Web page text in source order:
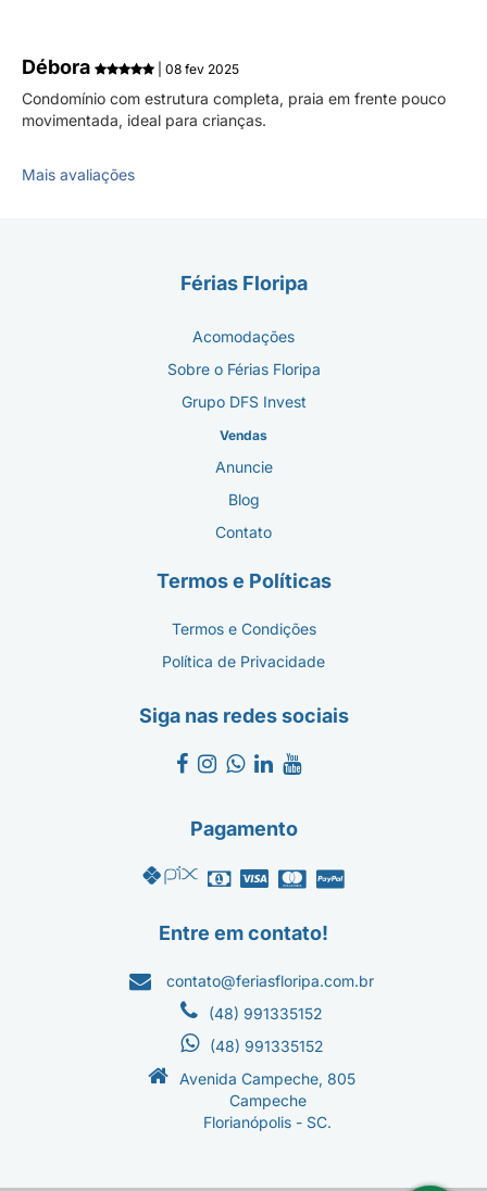
Débora | 08 fev 2025
Condomínio com estrutura completa, praia em frente pouco
movimentada, ideal para crianças.
Mais avaliações
Férias Floripa
Acomodações
Sobre o Férias Floripa
Grupo DFS Invest
Vendas
Anuncie
Blog
Contato
Termos e Políticas
Termos e Condições
Política de Privacidade
Siga nas redes sociais
Pagamento
Entre em contato!
contato@feriasfloripa.com.br
(48) 991335152
(48) 991335152
Avenida Campeche, 805
Campeche
Florianópolis - SC.